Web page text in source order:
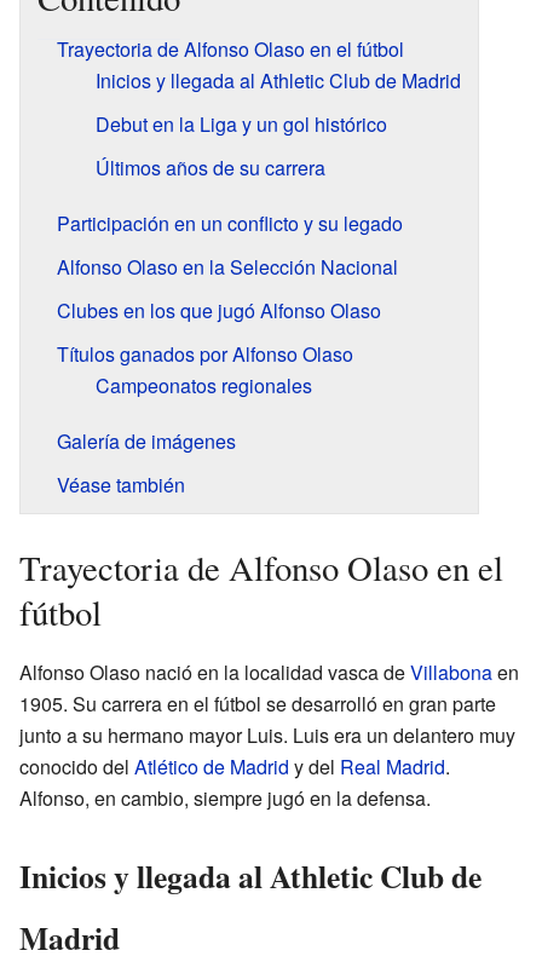
Trayectoria de Alfonso Olaso en el fútbol
Inicios y llegada al Athletic Club de Madrid
Debut en la Liga y un gol histórico
Últimos años de su carrera
Participación en un conflicto y su legado
Alfonso Olaso en la Selección Nacional
Clubes en los que jugó Alfonso Olaso
Títulos ganados por Alfonso Olaso
Campeonatos regionales
Galería de imágenes
Véase también
Trayectoria de Alfonso Olaso en el
fútbol
Alfonso Olaso nació en la localidad vasca deVillabonaen
1905. Su carrera en el fútbol se desarrolló en gran parte
junto a su hermano mayor Luis. Luis era un delantero muy
conocido del Atlético de Madrid y del Real Madrid.
Alfonso, en cambio, siempre jugó en la defensa.
Inicios y llegada al Athletic Club de
Madrid